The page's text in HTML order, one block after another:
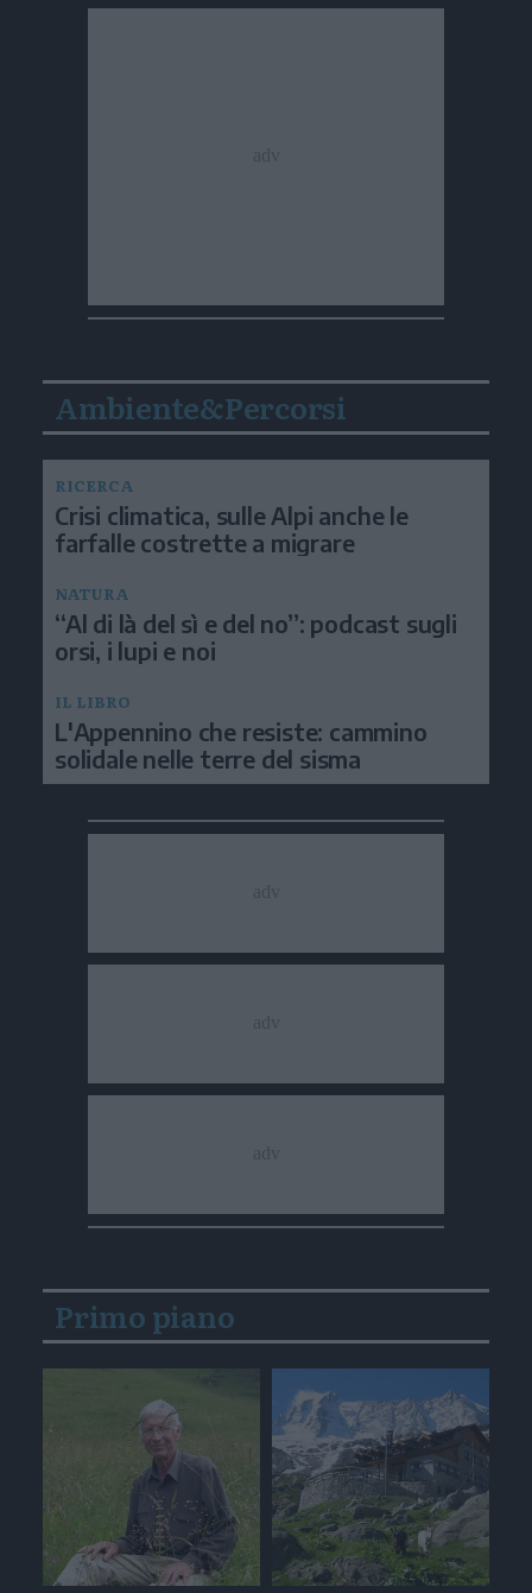
Ambiente&Percorsi
RICERCA
Crisi climatica, sulle Alpi anche le
farfalle costrette a migrare
NATURA
“Al di là del sì e del no”: podcast sugli
orsi, i lupi e noi
IL LIBRO
L'Appennino che resiste: cammino
solidale nelle terre del sisma
Primo piano